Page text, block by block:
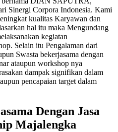
Sinergi Corpora Indonesia. Kami
kualitas Karyawan dan
hal itu maka Mengundang
kegiatan
Selain itu Pengalaman dari
Swasta bekerjasama dengan
ataupun workshop nya
dampak signifikan dalam
pencapaian target dalam
Dengan Jasa
Majalengka